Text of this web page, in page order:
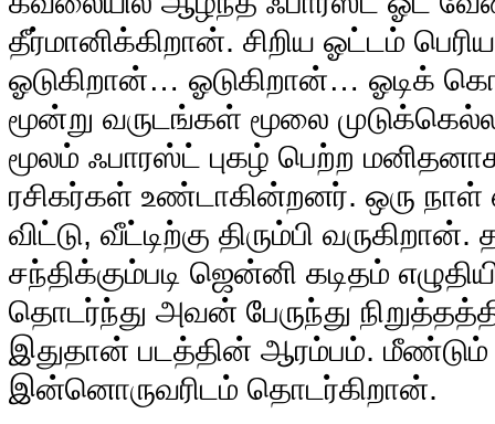
தீர்மானிக்கிறான். சிறிய ஓட்டம்
ஓடுகிறான்… ஓடுகிறான்… ஓடிக்
மூன்று வருடங்கள் மூலை
மூலம் ஃபாரஸ்ட் புகழ் பெற்ற
ரசிகர்கள் உண்டாகின்றனர். ஒரு நாள்
விட்டு, வீட்டிற்கு திரும்பி
சந்திக்கும்படி ஜென்னி கடிதம்
தொடர்ந்து அவன் பேருந்து
இதுதான் படத்தின் ஆரம்பம்.
இன்னொருவரிடம் தொடர்கிறான்.